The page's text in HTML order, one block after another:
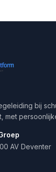
bij
met
AV Deventer